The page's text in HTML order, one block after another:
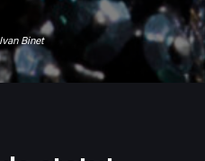
Ivan Binet